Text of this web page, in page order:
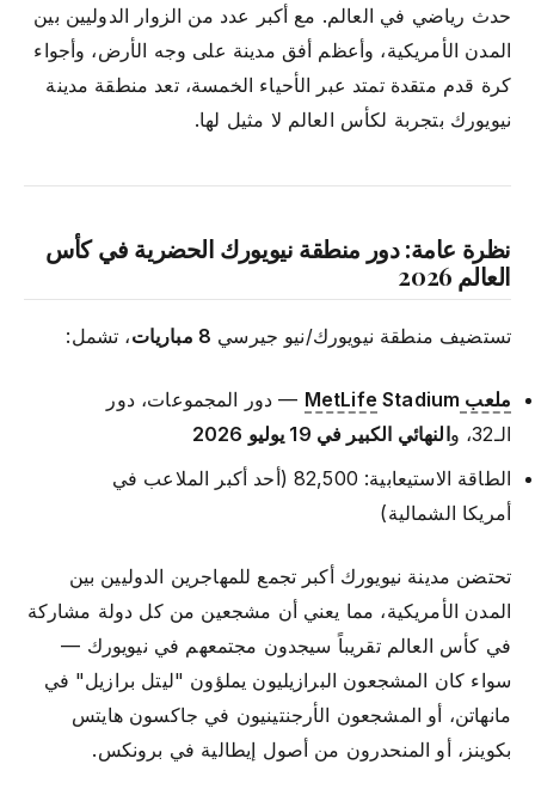
حدث رياضي في العالم. مع أكبر عدد من الزوار الدوليين بين
المدن الأمريكية، وأعظم أفق مدينة على وجه الأرض، وأجواء
كرة قدم متقدة تمتد عبر الأحياء الخمسة، تعد منطقة مدينة
نيويورك بتجربة لكأس العالم لا مثيل لها.
نظرة عامة: دور منطقة نيويورك الحضرية في كأس
العالم 2026
تستضيف منطقة نيويورك/نيو جيرسي 8 مباريات ، تشمل:
ملعب MetLife Stadium
— دور المجموعات، دور
الـ32، و
النهائي الكبير في 19 يوليو 2026
الطاقة الاستيعابية: 82,500 (أحد أكبر الملاعب في
أمريكا الشمالية)
تحتضن مدينة نيويورك أكبر تجمع للمهاجرين الدوليين بين
المدن الأمريكية، مما يعني أن مشجعين من كل دولة مشاركة
في كأس العالم تقريباً سيجدون مجتمعهم في نيويورك —
سواء كان المشجعون البرازيليون يملؤون "ليتل برازيل" في
مانهاتن، أو المشجعون الأرجنتينيون في جاكسون هايتس
بكوينز، أو المنحدرون من أصول إيطالية في برونكس.